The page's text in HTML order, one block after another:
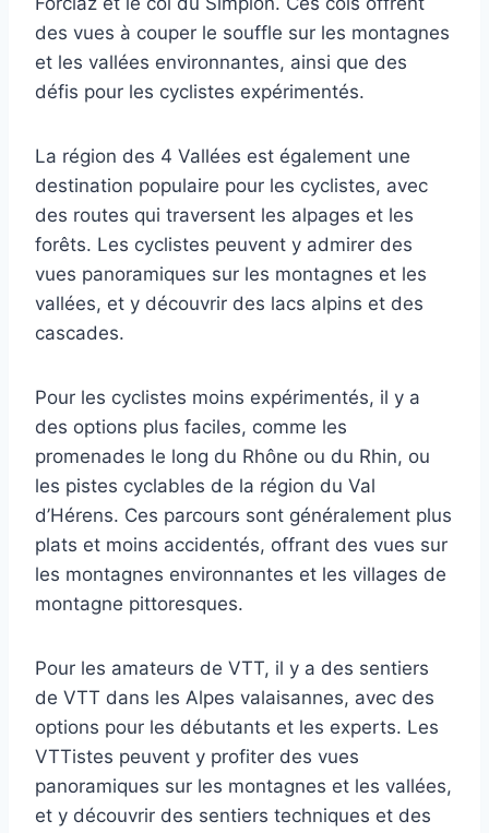
des vues à couper le souffle sur les montagnes
et les vallées environnantes, ainsi que des
défis pour les cyclistes expérimentés.
La région des 4 Vallées est également une
destination populaire pour les cyclistes, avec
des routes qui traversent les alpages et les
forêts. Les cyclistes peuvent y admirer des
vues panoramiques sur les montagnes et les
vallées, et y découvrir des lacs alpins et des
cascades.
Pour les cyclistes moins expérimentés, il y a
des options plus faciles, comme les
promenades le long du Rhône ou du Rhin, ou
les pistes cyclables de la région du Val
d’Hérens. Ces parcours sont généralement plus
plats et moins accidentés, offrant des vues sur
les montagnes environnantes et les villages de
montagne pittoresques.
Pour les amateurs de VTT, il y a des sentiers
de VTT dans les Alpes valaisannes, avec des
options pour les débutants et les experts. Les
VTTistes peuvent y profiter des vues
panoramiques sur les montagnes et les vallées,
et y découvrir des sentiers techniques et des